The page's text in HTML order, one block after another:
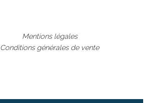
Mentions légales
Conditions générales de vente